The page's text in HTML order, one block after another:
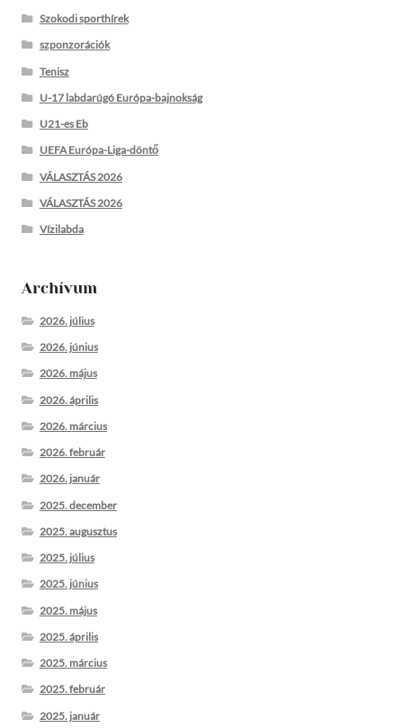
Szokodi sporthírek
szponzorációk
Tenisz
U-17 labdarúgó Európa-bajnokság
U21-es Eb
UEFA Európa-Liga-döntő
VÁLASZTÁS 2026
VÁLASZTÁS 2026
Vízilabda
Archívum
2026. július
2026. június
2026. május
2026. április
2026. március
2026. február
2026. január
2025. december
2025. augusztus
2025. július
2025. június
2025. május
2025. április
2025. március
2025. február
2025. január